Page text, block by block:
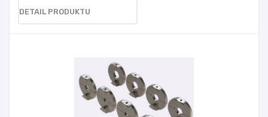
DETAIL PRODUKTU